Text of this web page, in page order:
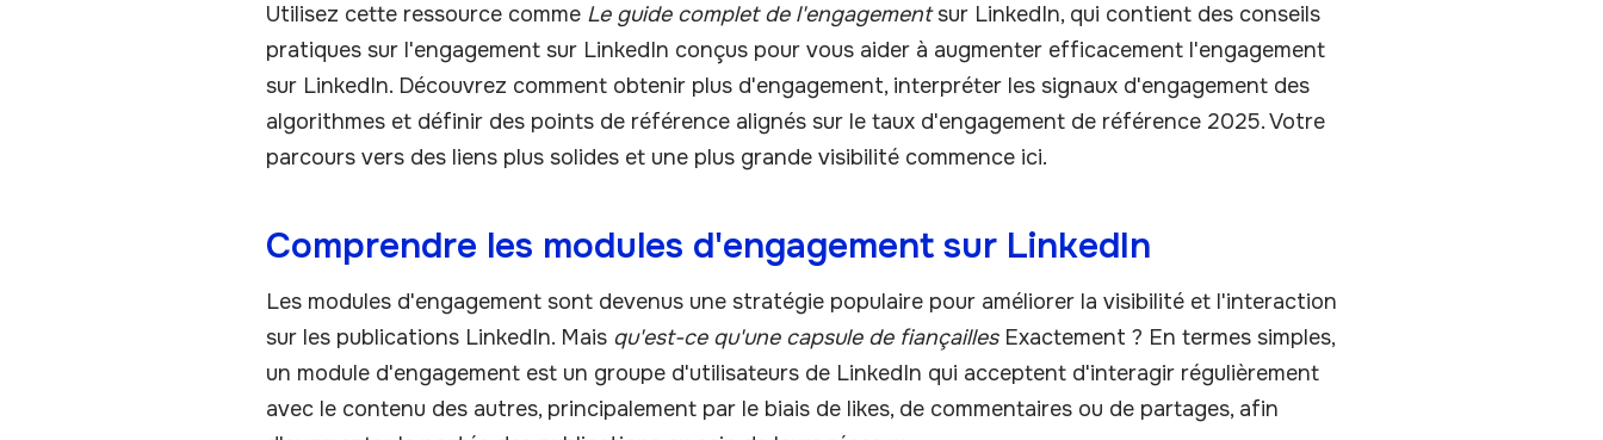
Utilisez cette ressource comme Le guide complet de l'engagementsur LinkedIn, qui contient des conseils
pratiques sur l'engagement sur LinkedIn conçus pour vous aider à augmenter efficacement l'engagement
sur LinkedIn. Découvrez comment obtenir plus d'engagement, interpréter les signaux d'engagement des
algorithmes et définir des points de référence alignés sur le taux d'engagement de référence 2025. Votre
parcours vers des liens plus solides et une plus grande visibilité commence ici.
Comprendre les modules d'engagement sur LinkedIn
Les modules d'engagement sont devenus une stratégie populaire pour améliorer la visibilité et l'interaction
sur les publications LinkedIn. Mais qu'est-ce qu'une capsule de fiançaillesExactement ? En termes simples,
un module d'engagement est un groupe d'utilisateurs de LinkedIn qui acceptent d'interagir régulièrement
avec le contenu des autres, principalement par le biais de likes, de commentaires ou de partages, afin